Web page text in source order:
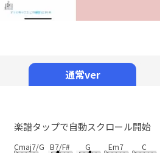
通常ver
楽譜タップで自動スクロール開始
Cmaj7/G B7/F# G Em7 C